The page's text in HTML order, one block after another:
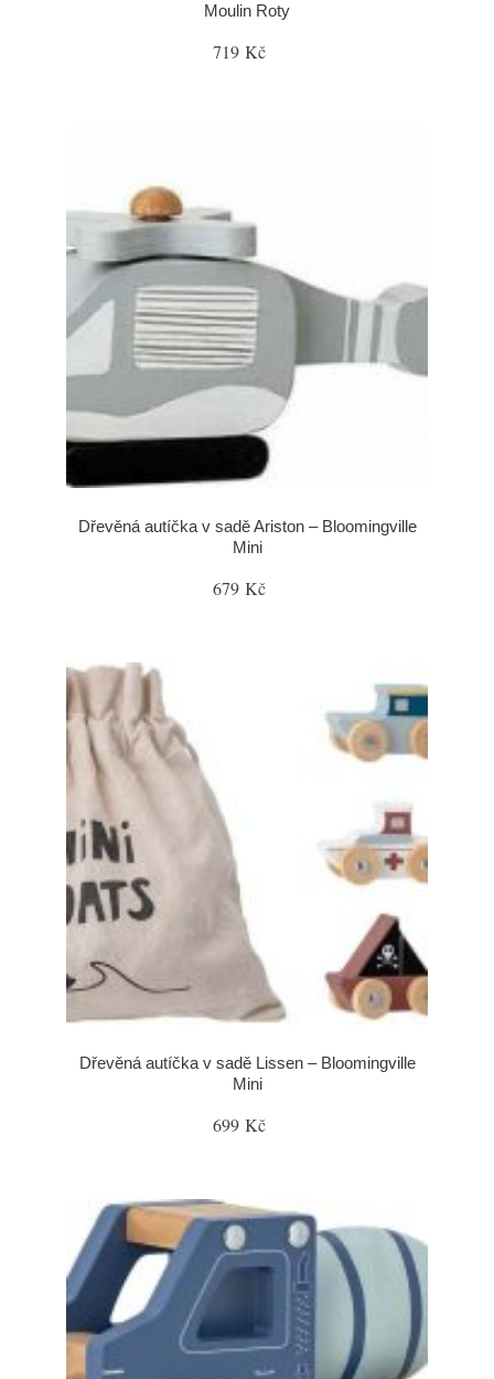
Moulin Roty
719 Kč
Dřevěná autíčka v sadě Ariston – Bloomingville
Mini
679 Kč
Dřevěná autíčka v sadě Lissen – Bloomingville
Mini
699 Kč